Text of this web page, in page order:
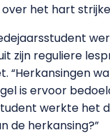
het hart
zijn reguliere
“Herkansingen
is ervoor
werkte het
de herkansing?”